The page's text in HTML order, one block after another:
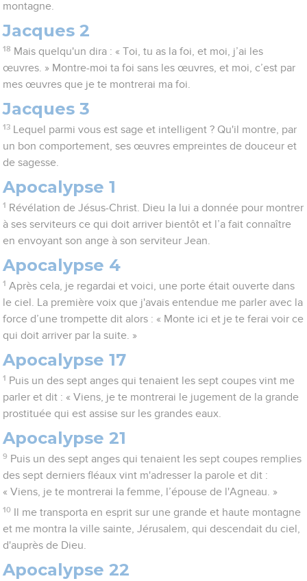
montagne.
Jacques 2
18 Mais quelqu'un dira : « Toi, tu as la foi, et moi, j’ai les
œuvres. » Montre-moi ta foi sans les œuvres, et moi, c’est par
mes œuvres que je te montrerai ma foi.
Jacques 3
13
Lequel parmi vous est sage et intelligent ? Qu'il montre, par
un bon comportement, ses œuvres empreintes de douceur et
de sagesse.
Apocalypse 1
1 Révélation de Jésus-Christ. Dieu la lui a donnée pour montrer
à ses serviteurs ce qui doit arriver bientôt et l’a fait connaître
en envoyant son ange à son serviteur Jean.
Apocalypse 4
1 Après cela, je regardai et voici, une porte était ouverte dans
le ciel. La première voix que j'avais entendue me parler avec la
force d’une trompette dit alors : « Monte ici et je te ferai voir ce
qui doit arriver par la suite. »
Apocalypse 17
1 Puis un des sept anges qui tenaient les sept coupes vint me
parler et dit : « Viens, je te montrerai le jugement de la grande
prostituée qui est assise sur les grandes eaux.
Apocalypse 21
9 Puis un des sept anges qui tenaient les sept coupes remplies
des sept derniers fléaux vint m'adresser la parole et dit :
« Viens, je te montrerai la femme, l’épouse de l'Agneau. »
10
Il me transporta en esprit sur une grande et haute montagne
et me montra la ville sainte, Jérusalem, qui descendait du ciel,
d'auprès de Dieu.
Apocalypse 22